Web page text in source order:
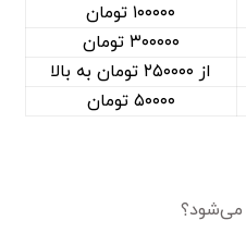
۱۰۰۰۰۰ تومان
۳۰۰۰۰۰ تومان
از ۲۵۰۰۰۰ تومان به بالا
۵۰۰۰۰ تومان